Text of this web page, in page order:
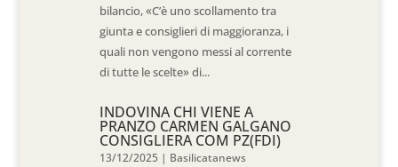
bilancio, «C’è uno scollamento tra
giunta e consiglieri di maggioranza, i
quali non vengono messi al corrente
di tutte le scelte» di...
INDOVINA CHI VIENE A
PRANZO CARMEN GALGANO
CONSIGLIERA COM PZ(FDI)
13/12/2025 | Basilicatanews